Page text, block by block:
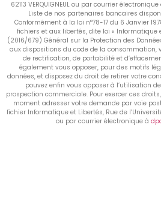
62113 VERQUIGNEUL ou par courrier électronique
Liste de nos partenaires bancaires
Conformément à la loi n°78-17 du 6 Janvier
fichiers et aux libertés, dite loi « Informatique
(2016/679) Général sur la Protection des
aux dispositions du code de la consommation,
de rectification, de portabilité et
également vous opposer, pour des motifs
données, et disposez du droit de retirer votre
pouvez enfin vous opposer à l’utilisation
prospection commerciale. Pour exercer ces
moment adresser votre demande par voie
fichier Informatique et Libertés, Rue de l’Université
ou par courrier électronique à